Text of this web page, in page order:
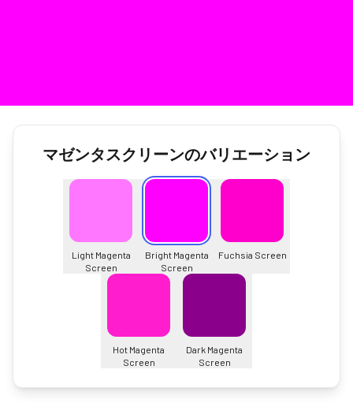
マゼンタスクリーンのバリエーション
Light Magenta
Screen
Bright Magenta
Screen
Fuchsia Screen
Hot Magenta
Screen
Dark Magenta
Screen